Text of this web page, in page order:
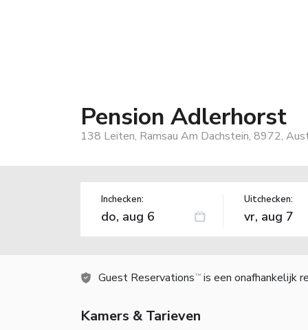
Pension Adlerhorst
138 Leiten, Ramsau Am Dachstein, 8972,
Inchecken: Uitchecken:
Guest Reservations TM is een onafhankelijk
Kamers & Tarieven